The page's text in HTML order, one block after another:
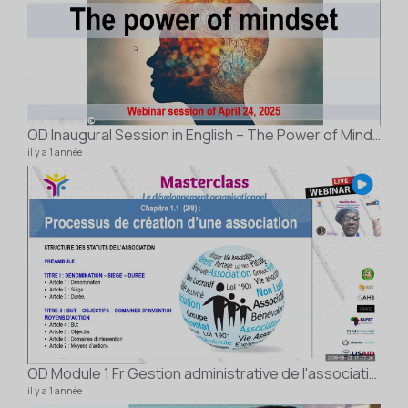
OD Inaugural Session in English – The Power of Mindset
il y a 1 année
OD Module 1 Fr Gestion administrative de l'association
il y a 1 année